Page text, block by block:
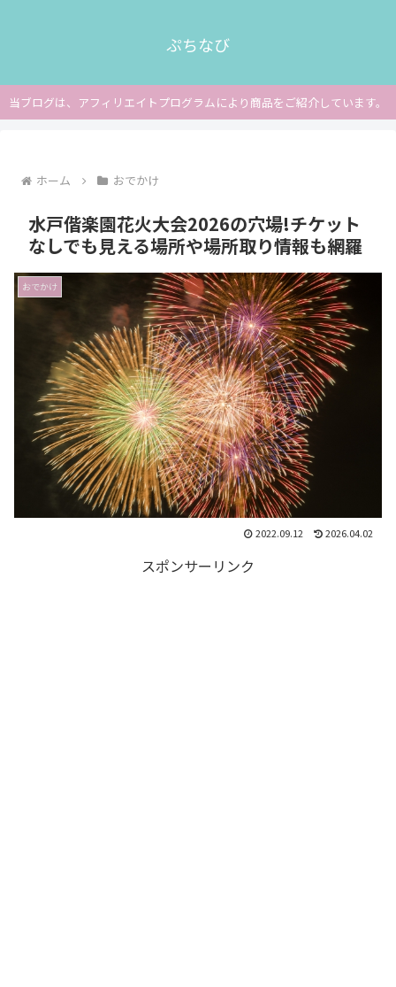
ぷちなび
当ブログは、アフィリエイトプログラムにより商品をご紹介しています。
ホーム おでかけ
水戸偕楽園花火大会2026の穴場!チケット
なしでも見える場所や場所取り情報も網羅
おでかけ
2022.09.12 2026.04.02
スポンサーリンク